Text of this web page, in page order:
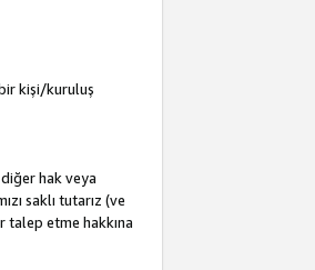
kişi/kuruluş
hak veya
saklı tutarız (ve
talep etme hakkına